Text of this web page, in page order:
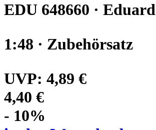
EDU 648660 · Eduard
1:48 · Zubehörsatz
UVP: 4,89 €
4,40 €
- 10%